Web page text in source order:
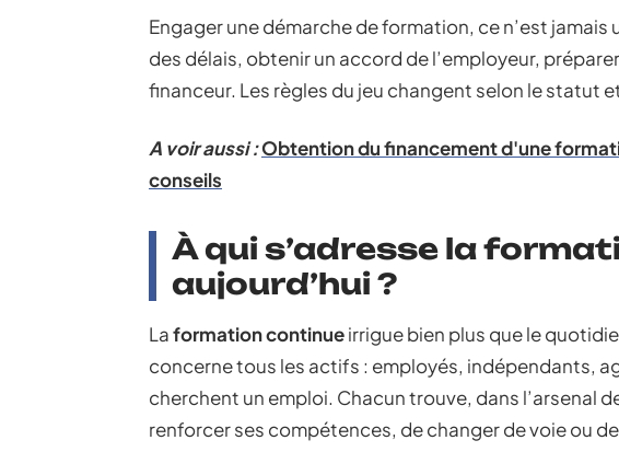
Engager une démarche de formation, ce n’est
des délais, obtenir un accord de l’employeur,
financeur. Les règles du jeu changent selon le statut
A voir aussi :Obtention du financement d'une
conseils
À qui s’adresse la
aujourd’hui ?
Laformation continueirrigue bien plus que le
concerne tous les actifs : employés, indépendants,
cherchent un emploi. Chacun trouve, dans l’arsenal
renforcer ses compétences, de changer de voie ou